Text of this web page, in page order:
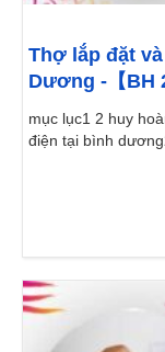
Thợ lắp đặt
Dương -【BH
mục lục1 2 huy
điện tại bình